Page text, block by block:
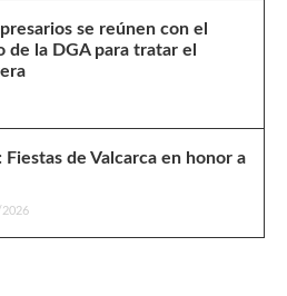
se reúnen con el
de la DGA para tratar el
Fiestas de Valcarca en honor a